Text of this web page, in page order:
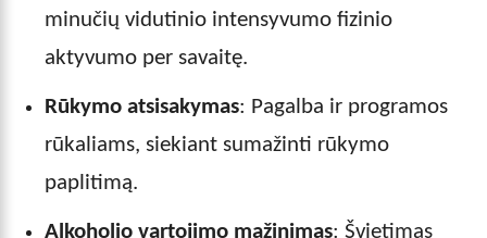
minučių vidutinio intensyvumo fizinio
aktyvumo per savaitę.
Rūkymo atsisakymas: Pagalba ir programos
rūkaliams, siekiant sumažinti rūkymo
paplitimą.
Alkoholio vartojimo mažinimas: Švietimas